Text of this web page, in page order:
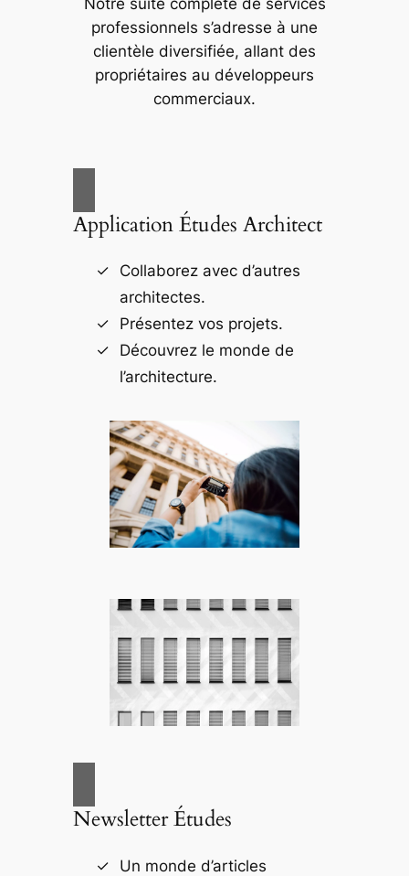
Notre suite complète de services
professionnels s’adresse à une
clientèle diversifiée, allant des
propriétaires au développeurs
commerciaux.
Application Études Architect
Collaborez avec d’autres
architectes.
Présentez vos projets.
Découvrez le monde de
l’architecture.
Newsletter Études
Un monde d’articles